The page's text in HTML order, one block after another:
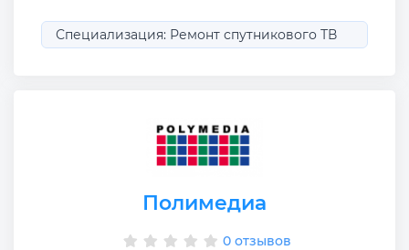
Специализация: Ремонт спутникового ТВ
Полимедиа
0 отзывов